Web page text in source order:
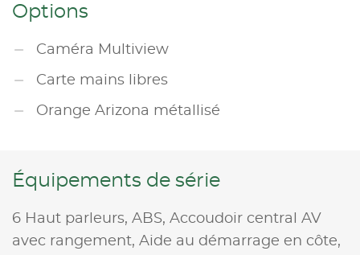
Options
Caméra Multiview
Carte mains libres
Orange Arizona métallisé
Équipements de série
6 Haut parleurs, ABS, Accoudoir central AV
avec rangement, Aide au démarrage en côte,